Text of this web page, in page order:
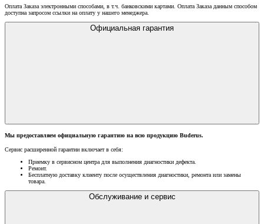
Оплата Заказа электронными способами, в т.ч. банковскими картами. Оплата Заказа данным способом
доступна запросом ссылки на оплату у нашего менеджера.
Официальная гарантия
Мы предоставляем официальную гарантию на всю продукцию Buderus.
Сервис расширенной гарантии включает в себя:
Приемку в сервисном центра для выполнения диагностики дефекта.
Ремонт.
Бесплатную доставку клиенту после осуществления диагностики, ремонта или замены
товара.
Обслуживание и сервис